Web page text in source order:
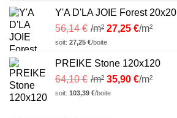
Y'A D'LA JOIE Forest 20x20
56,14€ /m² 27,25 €/m²
soit: 27,25 €/boite
PREIKE Stone 120x120
64,10€ /m² 35,90 €/m²
soit: 103,39 €/boite